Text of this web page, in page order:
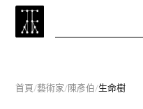
首頁/藝術家/陳彥伯/生命樹